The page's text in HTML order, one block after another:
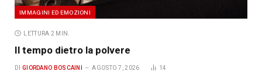
IMMAGINI ED EMOZIONI
LETTURA 2 MIN.
Il tempo dietro la polvere
DI GIORDANO BOSCAINI AGOSTO 7, 2026 14